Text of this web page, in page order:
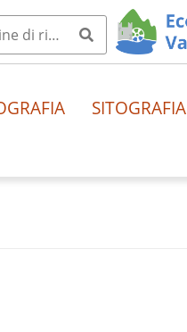
SITOGRAFIA